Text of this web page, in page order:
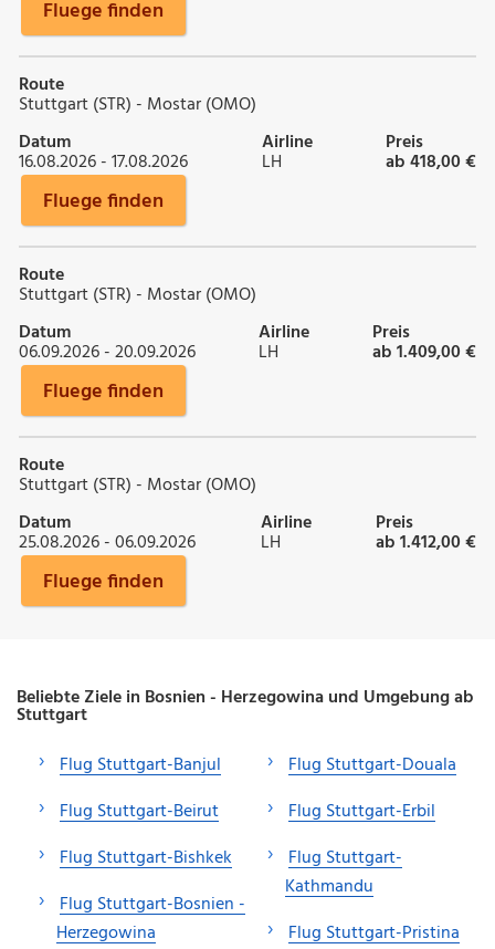
Fluege finden
Route
Stuttgart (STR) - Mostar (OMO)
Datum
16.08.2026 - 17.08.2026
Airline
LH
Preis
ab 418,00 €
Fluege finden
Route
Stuttgart (STR) - Mostar (OMO)
Datum
06.09.2026 - 20.09.2026
Airline
LH
Preis
ab 1.409,00 €
Fluege finden
Route
Stuttgart (STR) - Mostar (OMO)
Datum
25.08.2026 - 06.09.2026
Airline
LH
Preis
ab 1.412,00 €
Fluege finden
Beliebte Ziele in Bosnien - Herzegowina und Umgebung ab
Stuttgart
Flug Stuttgart-Banjul
Flug Stuttgart-Beirut
Flug Stuttgart-Bishkek
Flug Stuttgart-Bosnien -
Herzegowina
Flug Stuttgart-Douala
Flug Stuttgart-Erbil
Flug Stuttgart-
Kathmandu
Flug Stuttgart-Pristina